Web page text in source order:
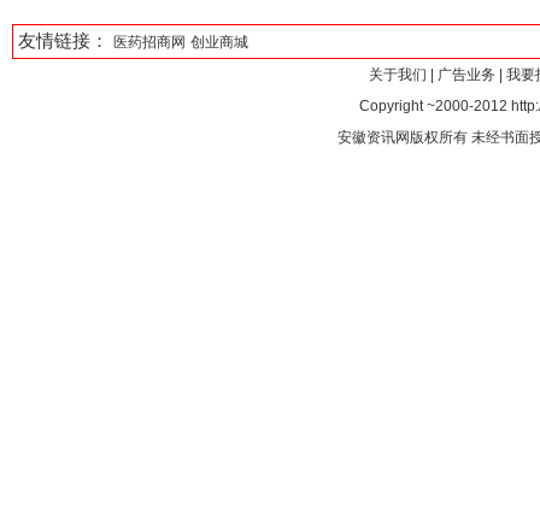
友情链接： 医药招商网 创业商城
关于我们
广告业务
我要
Copyright ~2000-2012
安徽资讯网版权所有 未经书面